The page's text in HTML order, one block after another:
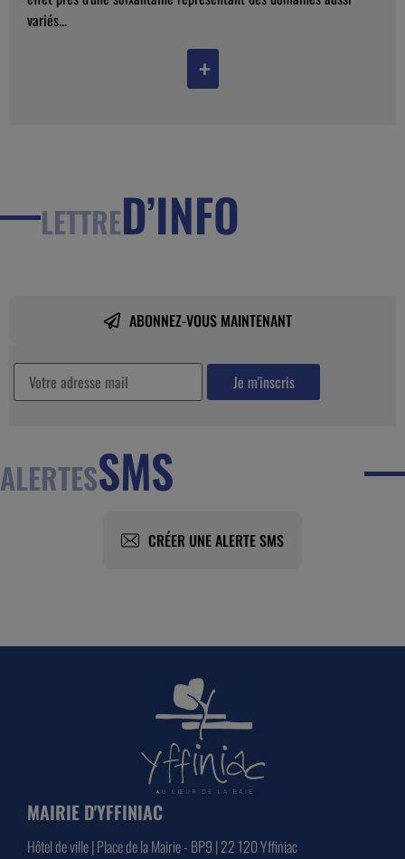
variés...
+
LETTRED’INFO
ABONNEZ-VOUS MAINTENANT
ALERTESSMS
CRÉER UNE ALERTE SMS
MAIRIE D'YFFINIAC
Hôtel de ville | Place de la Mairie - BP9 | 22 120 Yffiniac